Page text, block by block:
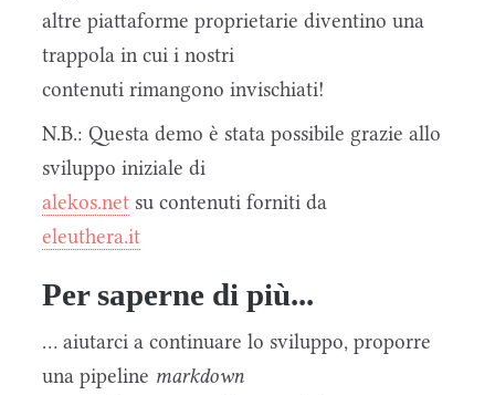
altre piattaforme proprietarie diventino una
trappola in cui i nostri
contenuti rimangono invischiati!
N.B.: Questa demo è stata possibile grazie allo
sviluppo iniziale di
alekos.net su contenuti forniti da
eleuthera.it
Per saperne di più...
... aiutarci a continuare lo sviluppo, proporre
una pipeline markdown